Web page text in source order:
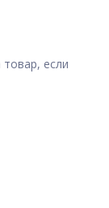
если